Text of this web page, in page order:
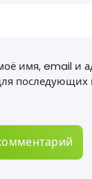
имя, email и